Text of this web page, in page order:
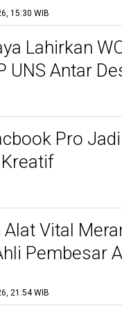
15:30 WIB
Lahirkan
UNS Antar
Pro
Alat Vital
Pembesar
21:54 WIB